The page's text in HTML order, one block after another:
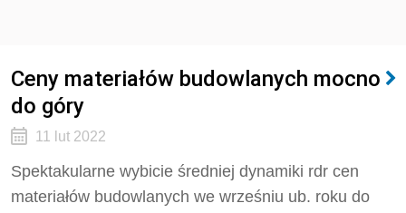
Ceny materiałów budowlanych mocno
do góry
11 lut 2022
Spektakularne wybicie średniej dynamiki rdr cen
materiałów budowlanych we wrześniu ub. roku do